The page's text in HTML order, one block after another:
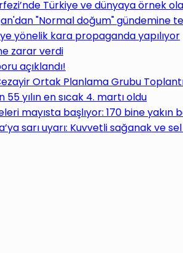
Türkiye ve dünyaya örnek
"Normal doğum" gündemine
yönelik kara propaganda yapılıyor
zarar verdi
açıklandı!
Ortak Planlama Grubu
yılın en sıcak 4. martı oldu
mayısta başlıyor: 170 bine yakın
sarı uyarı: Kuvvetli sağanak ve